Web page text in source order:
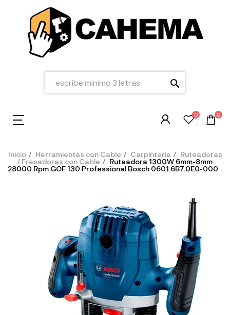
search
0 0
Inicio Herramientas con Cable Carpinteria
Ruteadoras
/ Fresadoras con Cable
Ruteadora 1300W 6mm-8mm
28000 Rpm GOF 130 Professional Bosch 0601.6B7.0E0-000